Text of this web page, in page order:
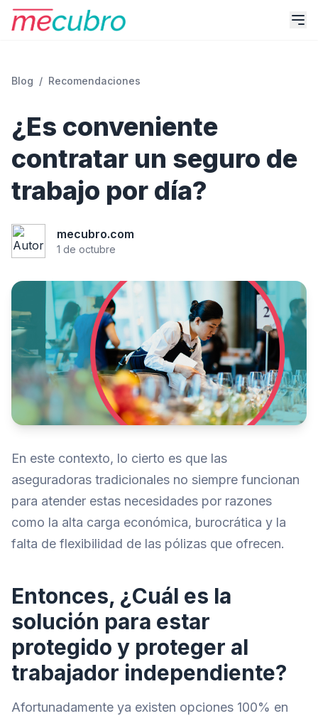
Blog / Recomendaciones
¿Es conveniente
contratar un seguro de
trabajo por día?
mecubro.com
1 de octubre
En este contexto, lo cierto es que las
aseguradoras tradicionales no siempre funcionan
para atender estas necesidades por razones
como la alta carga económica, burocrática y la
falta de flexibilidad de las pólizas que ofrecen.
Entonces, ¿Cuál es la
solución para estar
protegido y proteger al
trabajador independiente?
Afortunadamente ya existen opciones 100% en